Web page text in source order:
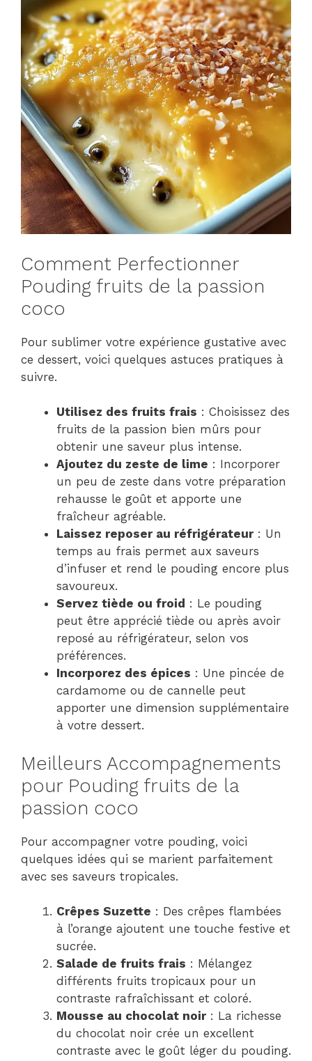
Comment Perfectionner
Pouding fruits de la passion
coco
Pour sublimer votre expérience gustative avec
ce dessert, voici quelques astuces pratiques à
suivre.
Utilisez des fruits frais : Choisissez des
fruits de la passion bien mûrs pour
obtenir une saveur plus intense.
Ajoutez du zeste de lime : Incorporer
un peu de zeste dans votre préparation
rehausse le goût et apporte une
fraîcheur agréable.
Laissez reposer au réfrigérateur: Un
temps au frais permet aux saveurs
d’infuser et rend le pouding encore plus
savoureux.
Servez tiède ou froid : Le pouding
peut être apprécié tiède ou après avoir
reposé au réfrigérateur, selon vos
préférences.
Incorporez des épices : Une pincée de
cardamome ou de cannelle peut
apporter une dimension supplémentaire
à votre dessert.
Meilleurs Accompagnements
pour Pouding fruits de la
passion coco
Pour accompagner votre pouding, voici
quelques idées qui se marient parfaitement
avec ses saveurs tropicales.
Crêpes Suzette : Des crêpes flambées
à l’orange ajoutent une touche festive et
sucrée.
Salade de fruits frais : Mélangez
différents fruits tropicaux pour un
contraste rafraîchissant et coloré.
Mousse au chocolat noir: La richesse
du chocolat noir crée un excellent
contraste avec le goût léger du pouding.